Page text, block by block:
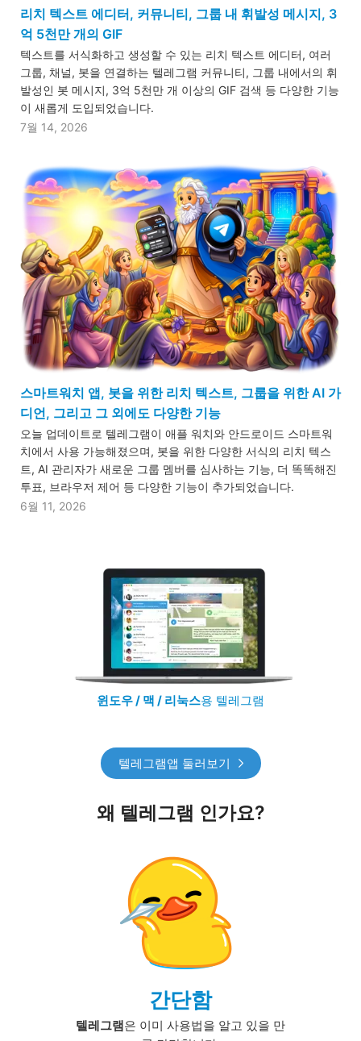
리치 텍스트 에디터, 커뮤니티, 그룹 내 휘발성 메시지, 3
억 5천만 개의 GIF
텍스트를 서식화하고 생성할 수 있는 리치 텍스트 에디터, 여러
그룹, 채널, 봇을 연결하는 텔레그램 커뮤니티, 그룹 내에서의 휘
발성인 봇 메시지, 3억 5천만 개 이상의 GIF 검색 등 다양한 기능
이 새롭게 도입되었습니다.
7월 14, 2026
스마트워치 앱, 봇을 위한 리치 텍스트, 그룹을 위한 AI 가
디언, 그리고 그 외에도 다양한 기능
오늘 업데이트로 텔레그램이 애플 워치와 안드로이드 스마트워
치에서 사용 가능해졌으며, 봇을 위한 다양한 서식의 리치 텍스
트, AI 관리자가 새로운 그룹 멤버를 심사하는 기능, 더 똑똑해진
투표, 브라우저 제어 등 다양한 기능이 추가되었습니다.
6월 11, 2026
윈도우 / 맥 / 리눅스용 텔레그램
텔레그램앱 둘러보기
왜 텔레그램 인가요?
간단함
텔레그램은 이미 사용법을 알고 있을 만